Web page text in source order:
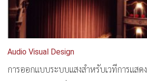
Audio Visual Design
การออกแบบระบบแสงสำหรับเวทีการแสดง